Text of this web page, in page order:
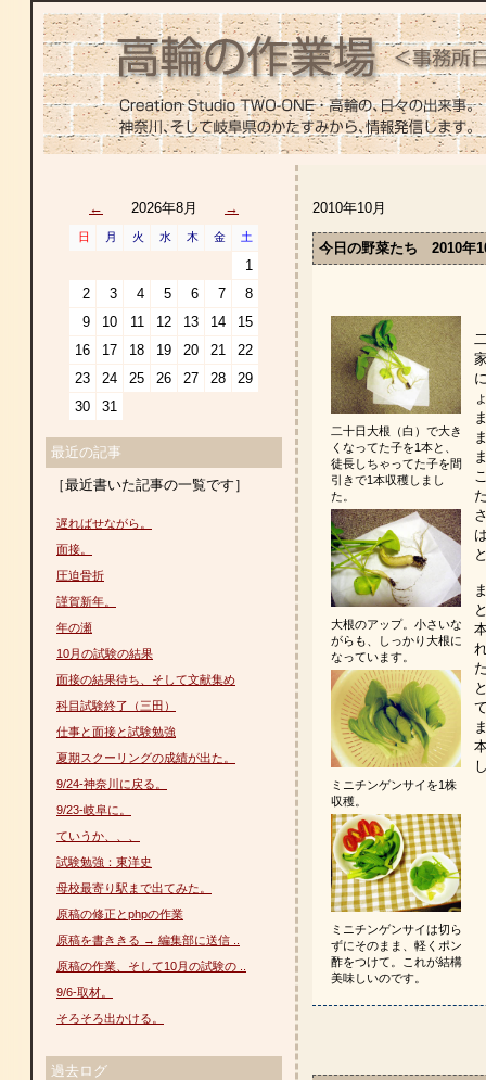
← 2026年8月 →
日 月 火 水 木 金 土
1
2
3 4 5 6 7
8
9
10 11 12 13 14
15
16
17 18 19 20 21
22
23
24 25 26 27 28
29
30
31
最近の記事
［最近書いた記事の一覧です］
遅ればせながら。
面接。
圧迫骨折
謹賀新年。
年の瀬
10月の試験の結果
面接の結果待ち、そして文献集め
科目試験終了（三田）
仕事と面接と試験勉強
夏期スクーリングの成績が出た。
9/24-神奈川に戻る。
9/23-岐阜に。
ていうか、、、
試験勉強：東洋史
母校最寄り駅まで出てみた。
原稿の修正とphpの作業
原稿を書ききる → 編集部に送信 ..
原稿の作業、そして10月の試験の ..
9/6-取材。
そろそろ出かける。
過去ログ
2010年10月
今日の野菜たち 2010年
二十日大根（白）で大き
くなってた子を1本と、
徒長しちゃってた子を間
引きで1本収穫しまし
た。
大根のアップ。小さいな
がらも、しっかり大根に
なっています。
ミニチンゲンサイを1株
収穫。
ミニチンゲンサイは切ら
ずにそのまま、軽くポン
酢をつけて。これが結構
美味しいのです。